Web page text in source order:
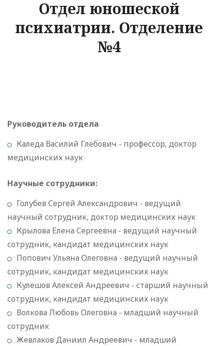
Отдел юношеской
психиатрии. Отделение
№4
Руководитель отдела
Каледа Василий Глебович - профессор, доктор
медицинских наук
Научные сотрудники:
Голубев Сергей Александрович - ведущий
научный сотрудник, доктор медицинских наук
Крылова Елена Сергеевна - ведущий научный
сотрудник, кандидат медицинских наук
Попович Ульяна Олеговна - ведущий научный
сотрудник, кандидат медицинских наук
Кулешов Алексей Андреевич - старший научный
сотрудник, кандидат медицинских наук
Волкова Любовь Олеговна - младший научный
сотрудник
Жевлаков Даниил Андреевич - младший